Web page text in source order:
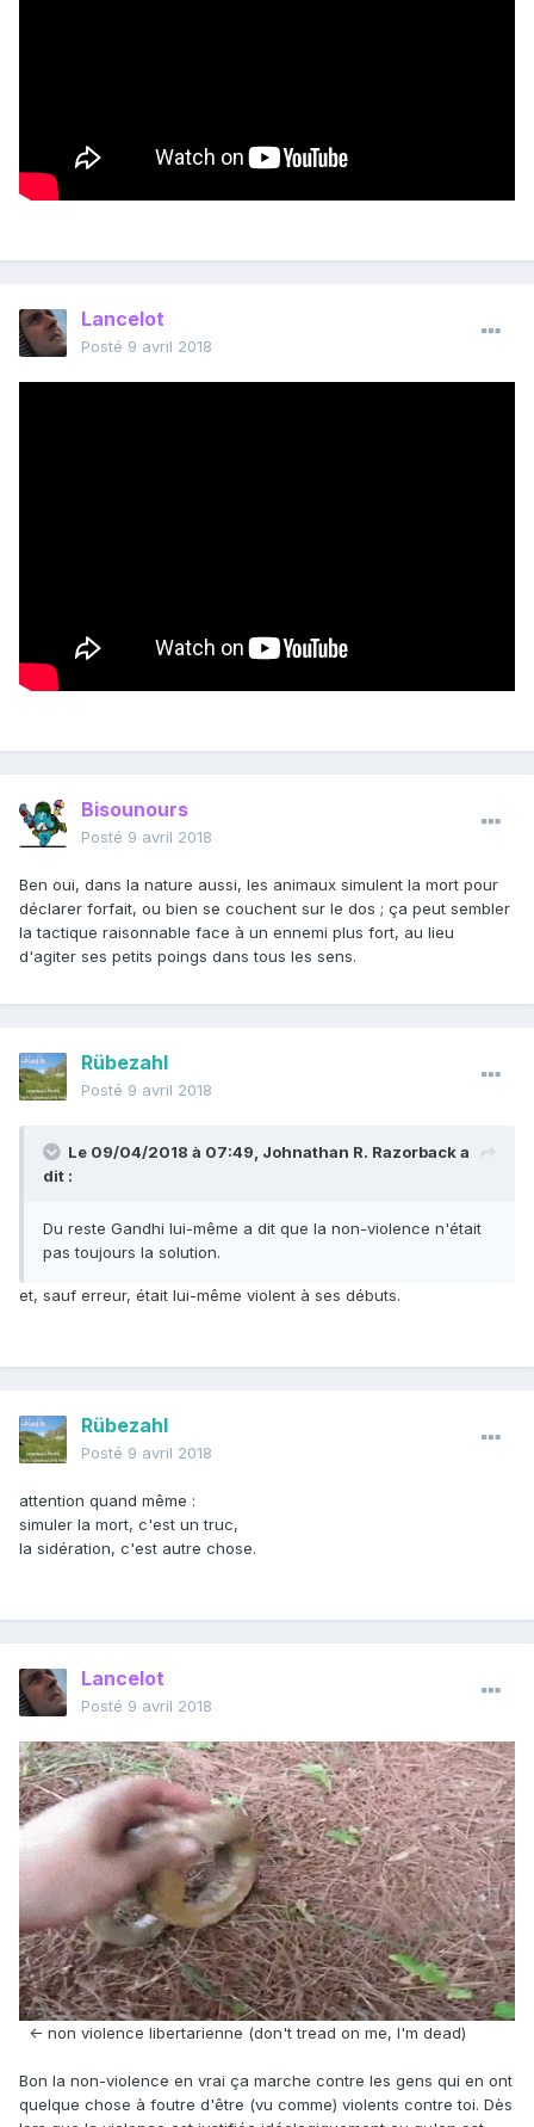
Lancelot
Posté 9 avril 2018
Bisounours
Posté 9 avril 2018
Ben oui, dans la nature aussi, les animaux simulent la mort pour
déclarer forfait, ou bien se couchent sur le dos ; ça peut sembler
la tactique raisonnable face à un ennemi plus fort, au lieu
d'agiter ses petits poings dans tous les sens.
Rübezahl
Posté 9 avril 2018
Le 09/04/2018 à 07:49, Johnathan R. Razorbacka
dit :
Du reste Gandhi lui-même a dit que la non-violence n'était
pas toujours la solution.
et, sauf erreur, était lui-même violent à ses débuts.
Rübezahl
Posté 9 avril 2018
attention quand même :
simuler la mort, c'est un truc,
la sidération, c'est autre chose.
Lancelot
Posté 9 avril 2018
<- non violence libertarienne (don't tread on me, I'm dead)
Bon la non-violence en vrai ça marche contre les gens qui en ont
quelque chose à foutre d'être (vu comme) violents contre toi. Dès